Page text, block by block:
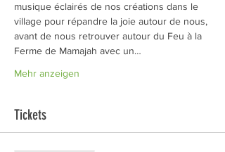
musique éclairés de nos créations dans le
village pour répandre la joie autour de nous,
avant de nous retrouver autour du Feu à la
Ferme de Mamajah avec un…
Mehr anzeigen
Tickets